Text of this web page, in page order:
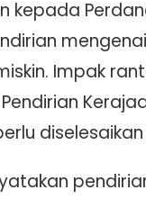
Impak